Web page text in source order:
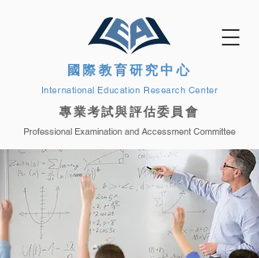
國際教育研究中心
International Education Research Center
專業考試與評估委員會
Professional Examination and Accessment Committee